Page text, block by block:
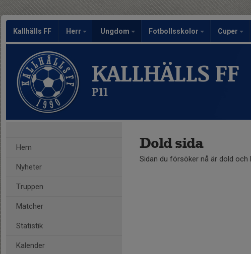
Kallhälls FF Herr Ungdom Fotbollsskolor Cuper
KALLHÄLLS FF
P11
Hem
Nyheter
Truppen
Matcher
Statistik
Kalender
Dold sida
Sidan du försöker nå är dold